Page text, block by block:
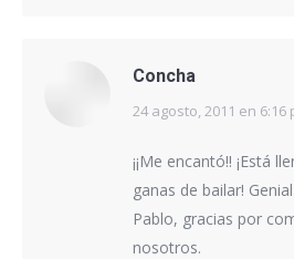
Concha
dice:
24 agosto, 2011 en 6:16
¡¡Me encantó!! ¡Está
ganas de bailar!
Pablo, gracias por
nosotros.